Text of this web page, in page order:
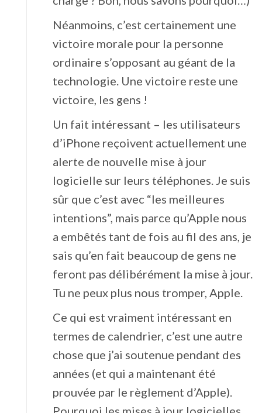
Néanmoins, c’est certainement une
victoire morale pour la personne
ordinaire s’opposant au géant de la
technologie. Une victoire reste une
victoire, les gens !
Un fait intéressant – les utilisateurs
d’iPhone reçoivent actuellement une
alerte de nouvelle mise à jour
logicielle sur leurs téléphones. Je suis
sûr que c’est avec “les meilleures
intentions”, mais parce qu’Apple nous
a embêtés tant de fois au fil des ans, je
sais qu’en fait beaucoup de gens ne
feront pas délibérément la mise à jour.
Tu ne peux plus nous tromper, Apple.
Ce qui est vraiment intéressant en
termes de calendrier, c’est une autre
chose que j’ai soutenue pendant des
années (et qui a maintenant été
prouvée par le règlement d’Apple).